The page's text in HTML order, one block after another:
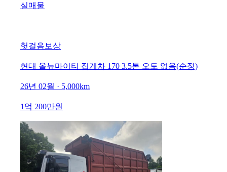
실매물
헛걸음보상
현대 올뉴마이티 집게차 170 3.5톤 오토 없음(순정)
26년 02월 · 5,000km
1억 200만원